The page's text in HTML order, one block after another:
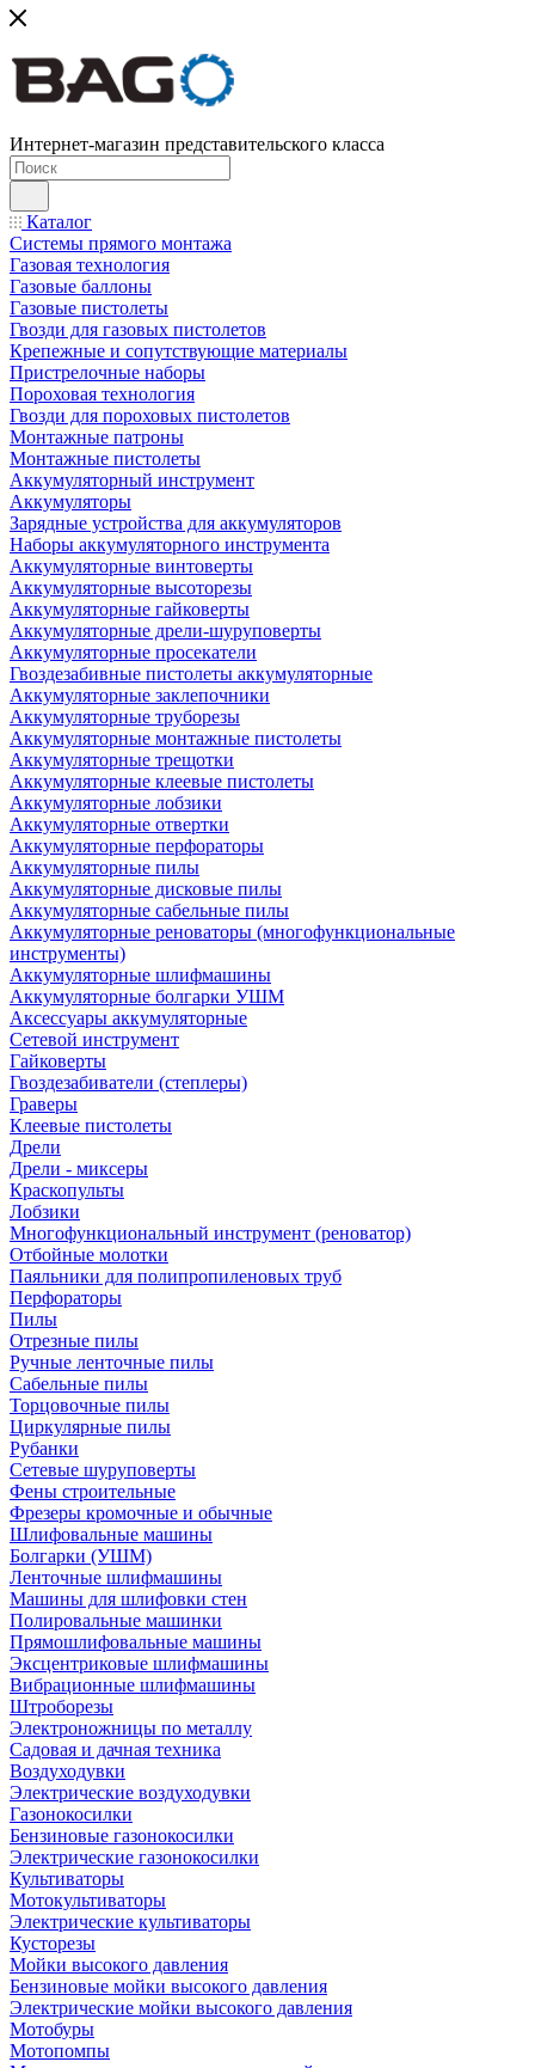
Интернет-магазин представительского класса
Каталог
Системы прямого монтажа
Газовая технология
Газовые баллоны
Газовые пистолеты
Гвозди для газовых пистолетов
Крепежные и сопутствующие материалы
Пристрелочные наборы
Пороховая технология
Гвозди для пороховых пистолетов
Монтажные патроны
Монтажные пистолеты
Аккумуляторный инструмент
Аккумуляторы
Зарядные устройства для аккумуляторов
Наборы аккумуляторного инструмента
Аккумуляторные винтоверты
Аккумуляторные высоторезы
Аккумуляторные гайковерты
Аккумуляторные дрели-шуруповерты
Аккумуляторные просекатели
Гвоздезабивные пистолеты аккумуляторные
Аккумуляторные заклепочники
Аккумуляторные труборезы
Аккумуляторные монтажные пистолеты
Аккумуляторные трещотки
Аккумуляторные клеевые пистолеты
Аккумуляторные лобзики
Аккумуляторные отвертки
Аккумуляторные перфораторы
Аккумуляторные пилы
Аккумуляторные дисковые пилы
Аккумуляторные сабельные пилы
Аккумуляторные реноваторы (многофункциональные
инструменты)
Аккумуляторные шлифмашины
Аккумуляторные болгарки УШМ
Аксессуары аккумуляторные
Сетевой инструмент
Гайковерты
Гвоздезабиватели (степлеры)
Граверы
Клеевые пистолеты
Дрели
Дрели - миксеры
Краскопульты
Лобзики
Многофункциональный инструмент (реноватор)
Отбойные молотки
Паяльники для полипропиленовых труб
Перфораторы
Пилы
Отрезные пилы
Ручные ленточные пилы
Сабельные пилы
Торцовочные пилы
Циркулярные пилы
Рубанки
Сетевые шуруповерты
Фены строительные
Фрезеры кромочные и обычные
Шлифовальные машины
Болгарки (УШМ)
Ленточные шлифмашины
Машины для шлифовки стен
Полировальные машинки
Прямошлифовальные машины
Эксцентриковые шлифмашины
Вибрационные шлифмашины
Штроборезы
Электроножницы по металлу
Садовая и дачная техника
Воздуходувки
Электрические воздуходувки
Газонокосилки
Бензиновые газонокосилки
Электрические газонокосилки
Культиваторы
Мотокультиваторы
Электрические культиваторы
Кусторезы
Мойки высокого давления
Бензиновые мойки высокого давления
Электрические мойки высокого давления
Мотобуры
Мотопомпы